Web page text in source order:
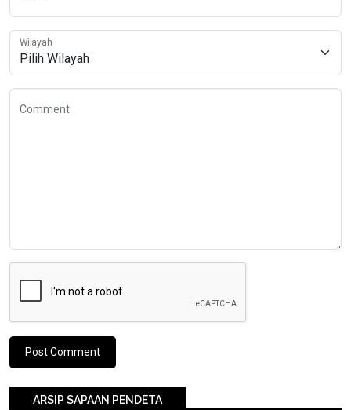
Wilayah
Comment
ARSIP SAPAAN PENDETA